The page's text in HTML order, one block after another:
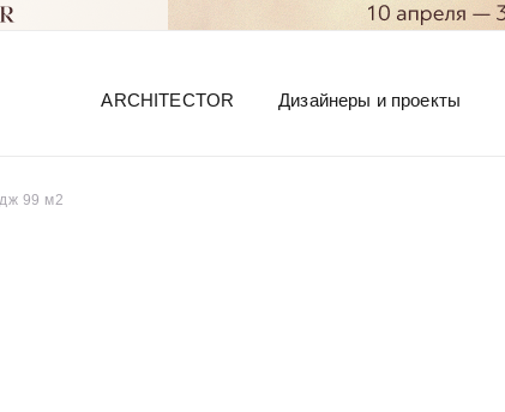
ARCHITECTOR Дизайнеры и проекты
99 м2